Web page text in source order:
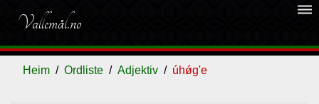
Vallemål.no
dehaze
Heim Ordliste Adjektiv úhǿg'e